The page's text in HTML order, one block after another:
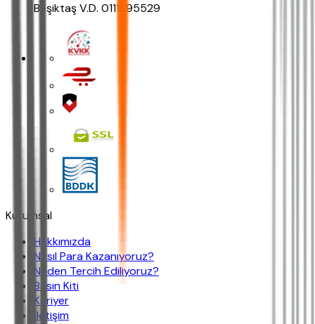
Beşiktaş V.D. 0111295529
Kurumsal
Hakkımızda
Nasıl Para Kazanıyoruz?
Neden Tercih Ediliyoruz?
Basın Kiti
Kariyer
İletişim